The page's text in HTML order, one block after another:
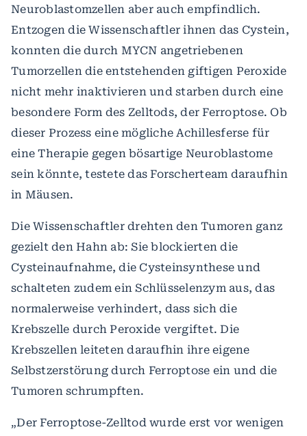
Neuroblastomzellen aber auch empfindlich.
Entzogen die Wissenschaftler ihnen das Cystein,
konnten die durch MYCN angetriebenen
Tumorzellen die entstehenden giftigen Peroxide
nicht mehr inaktivieren und starben durch eine
besondere Form des Zelltods, der Ferroptose. Ob
dieser Prozess eine mögliche Achillesferse für
eine Therapie gegen bösartige Neuroblastome
sein könnte, testete das Forscherteam daraufhin
in Mäusen.
Die Wissenschaftler drehten den Tumoren ganz
gezielt den Hahn ab: Sie blockierten die
Cysteinaufnahme, die Cysteinsynthese und
schalteten zudem ein Schlüsselenzym aus, das
normalerweise verhindert, dass sich die
Krebszelle durch Peroxide vergiftet. Die
Krebszellen leiteten daraufhin ihre eigene
Selbstzerstörung durch Ferroptose ein und die
Tumoren schrumpften.
„Der Ferroptose-Zelltod wurde erst vor wenigen